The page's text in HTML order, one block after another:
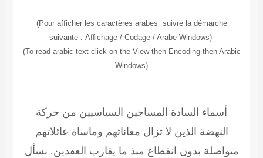
(Pour afficher les caractères arabes suivre la démarche
suivante:Affichage / Codage / Arabe Windows
(To read arabic text click on the View then Encoding then Arabic
Windows)
أسماء السادة المساجين السياسيين من حركة
النهضة الذين لا تزال معاناتهم وماساة عائلاتهم
متواصلة بدون انقطاع منذ ما يقارب العقدين. نسأل